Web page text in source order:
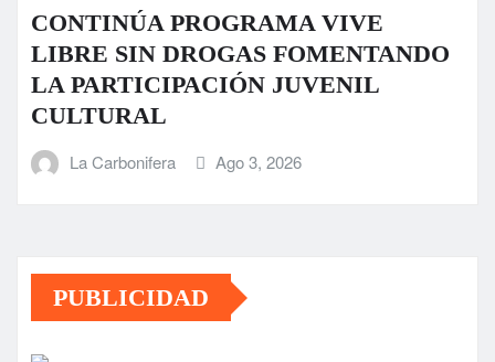
CONTINÚA PROGRAMA VIVE
LIBRE SIN DROGAS FOMENTANDO
LA PARTICIPACIÓN JUVENIL
CULTURAL
La Carbonifera Ago 3, 2026
PUBLICIDAD